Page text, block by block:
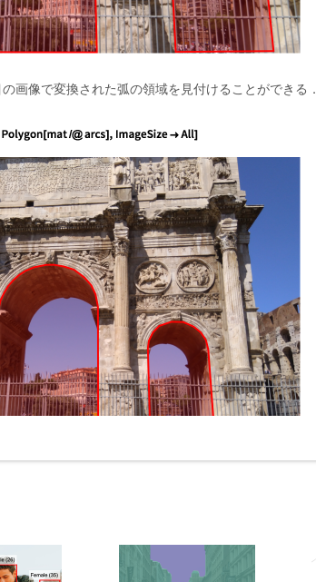
画像で変換された弧の領域を見付けることができる．